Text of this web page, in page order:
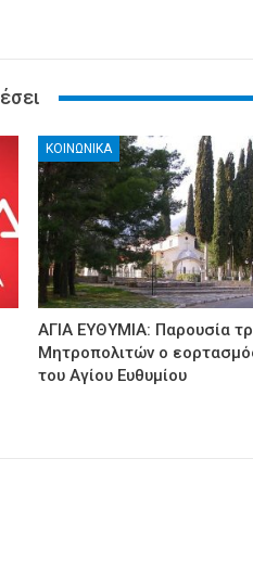
ΚΟΙΝΩΝΙΚΑ
ΑΓΙΑ ΕΥΘΥΜΙΑ: Παρουσία
Μητροπολιτών ο
του Αγίου Ευθυμίου